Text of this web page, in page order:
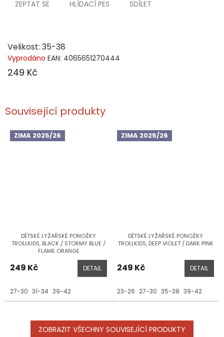
ZEPTAT SE HLÍDACÍ PES SDÍLET
Velikost: 35-38
Vyprodáno EAN: 4065651270444
249 Kč
Související produkty
ZIMA 2025/26
DĚTSKÉ LYŽAŘSKÉ PONOŽKY
TROLLKIDS, BLACK / STORMY BLUE /
FLAME ORANGE
249 Kč DETAIL
27-30 31-34 39-42
ZIMA 2025/26
DĚTSKÉ LYŽAŘSKÉ PONOŽKY
TROLLKIDS, DEEP VIOLET / DARK PINK
249 Kč DETAIL
23-26 27-30 35-38 39-42
ZOBRAZIT VŠECHNY SOUVISEJÍCÍ PRODUKTY